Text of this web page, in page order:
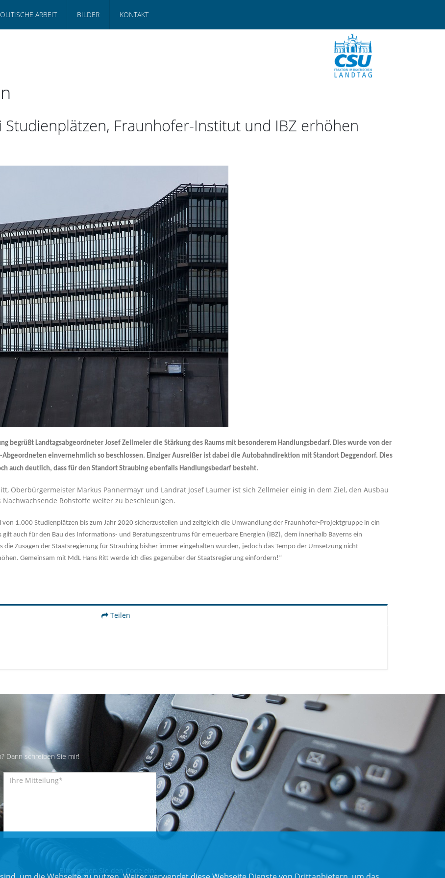
ARBEIT BILDER KONTAKT
Studienplätzen, Fraunhofer-Institut und IBZ erhöhen
begrüßt Landtagsabgeordneter Josef Zellmeier die Stärkung des Raums mit besonderem Handlungsbedarf. Dies wurde von der
Abgeordneten einvernehmlich so beschlossen. Einziger Ausreißer ist dabei die Autobahndirektion mit Standort Deggendorf. Dies
auch deutlich, dass für den Standort Straubing ebenfalls Handlungsbedarf besteht.
Oberbürgermeister Markus Pannermayr und Landrat Josef Laumer ist sich Zellmeier einig in dem Ziel, den Ausbau
Rohstoffe weiter zu beschleunigen.
1.000 Studienplätzen bis zum Jahr 2020 sicherzustellen und zeitgleich die Umwandlung der Fraunhofer-Projektgruppe in ein
auch für den Bau des Informations- und Beratungszentrums für erneuerbare Energien (IBZ), dem innerhalb Bayerns ein
Zusagen der Staatsregierung für Straubing bisher immer eingehalten wurden, jedoch das Tempo der Umsetzung nicht
Gemeinsam mit MdL Hans Ritt werde ich dies gegenüber der Staatsregierung einfordern!“
Teilen
Dann schreiben Sie mir!
Bitte geben Sie den Code ein: